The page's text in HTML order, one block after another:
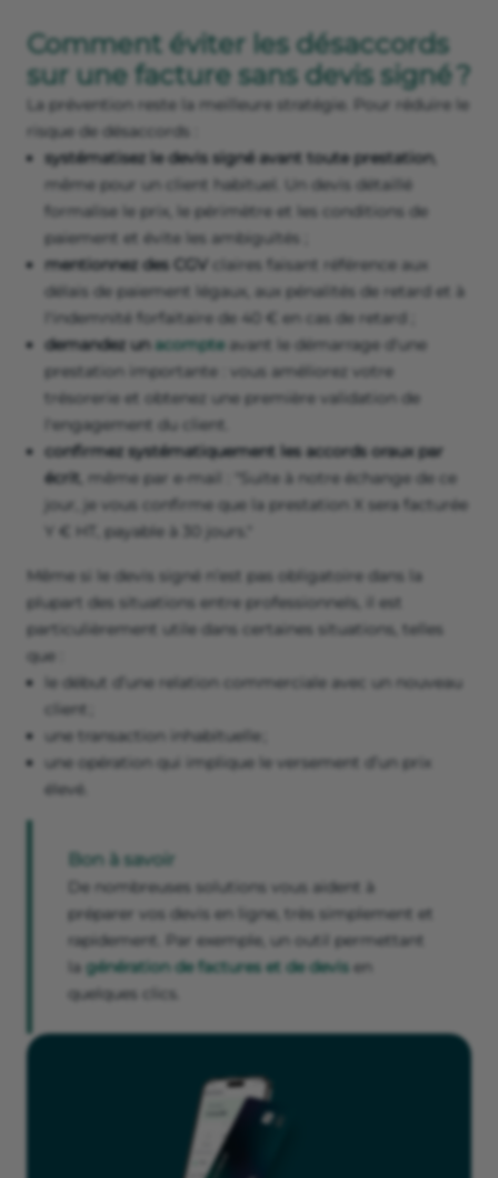
Comment éviter les désaccords
sur une facture sans devis signé ?
La prévention reste la meilleure stratégie. Pour réduire le
risque de désaccords :
systématisez le devis signé avant toute prestation,
même pour un client habituel. Un devis détaillé
formalise le prix, le périmètre et les conditions de
paiement et évite les ambiguïtés ;
mentionnez des CGV
claires faisant référence aux
délais de paiement légaux, aux pénalités de retard et à
l'indemnité forfaitaire de 40 € en cas de retard ;
demandez un acompteavant le démarrage d'une
prestation importante : vous améliorez votre
trésorerie et obtenez une première validation de
l'engagement du client.
confirmez systématiquement les accords oraux par
écrit , même par e-mail : "Suite à notre échange de ce
jour, je vous confirme que la prestation X sera facturée
Y € HT, payable à 30 jours."
Même si le devis signé n’est pas obligatoire dans la
plupart des situations entre professionnels, il est
particulièrement utile dans certaines situations, telles
que :
le début d’une relation commerciale avec un nouveau
client ;
une transaction inhabituelle ;
une opération qui implique le versement d’un prix
élevé.
Bon à savoir
De nombreuses solutions vous aident à
préparer vos devis en ligne, très simplement et
rapidement. Par exemple, un outil permettant
la génération de factures et de devis en
quelques clics.